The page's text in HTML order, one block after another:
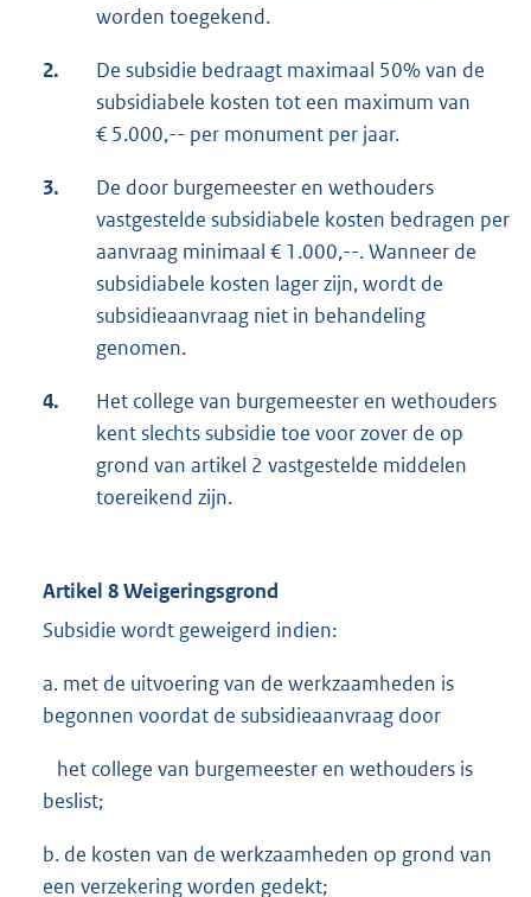
worden toegekend.
2.
De subsidie bedraagt maximaal 50% van de
subsidiabele kosten tot een maximum van
€ 5.000,-- per monument per jaar.
3.
De door burgemeester en wethouders
vastgestelde subsidiabele kosten bedragen per
aanvraag minimaal € 1.000,--. Wanneer de
subsidiabele kosten lager zijn, wordt de
subsidieaanvraag niet in behandeling
genomen.
4.
Het college van burgemeester en wethouders
kent slechts subsidie toe voor zover de op
grond van artikel 2 vastgestelde middelen
toereikend zijn.
Artikel 8 Weigeringsgrond
Subsidie wordt geweigerd indien:
a. met de uitvoering van de werkzaamheden is
begonnen voordat de subsidieaanvraag door
het college van burgemeester en wethouders is
beslist;
b. de kosten van de werkzaamheden op grond van
een verzekering worden gedekt;